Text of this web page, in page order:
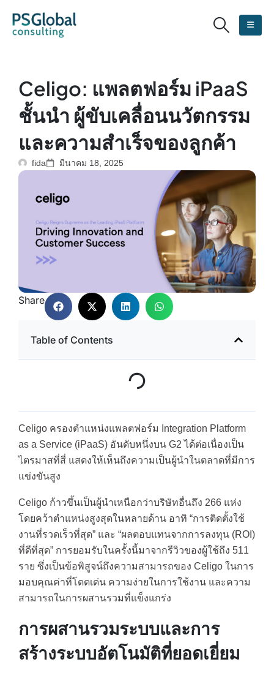
Celigo: แพลตฟอร์ม iPaaS
ชั้นนำ ผู้ขับเคลื่อนนวัตกรรม
และความสำเร็จของลูกค้า
fida มีนาคม 18, 2025
Share
Table of Contents
Celigo ครองตำแหน่งแพลตฟอร์ม Integration Platform
as a Service (iPaaS) อันดับหนึ่งบน G2 ได้ต่อเนื่องเป็น
ไตรมาสที่สี่ แสดงให้เห็นถึงความเป็นผู้นำในตลาดที่มีการ
แข่งขันสูง
Celigo ก้าวขึ้นเป็นผู้นำเหนือกว่าบริษัทอื่นถึง 266 แห่ง
โดยคว้าตำแหน่งสูงสุดในหลายด้าน อาทิ “การติดตั้งใช้
งานที่รวดเร็วที่สุด” และ “ผลตอบแทนจากการลงทุน (ROI)
ที่ดีที่สุด” การยอมรับในครั้งนี้มาจากรีวิวของผู้ใช้ถึง 511
ราย ซึ่งเป็นข้อพิสูจน์ถึงความสามารถของ Celigo ในการ
มอบคุณค่าที่โดดเด่น ความง่ายในการใช้งาน และความ
สามารถในการผสานรวมที่แข็งแกร่ง
การผสานรวมระบบและการ
สร้างระบบอัตโนมัติที่ยอดเยี่ยม